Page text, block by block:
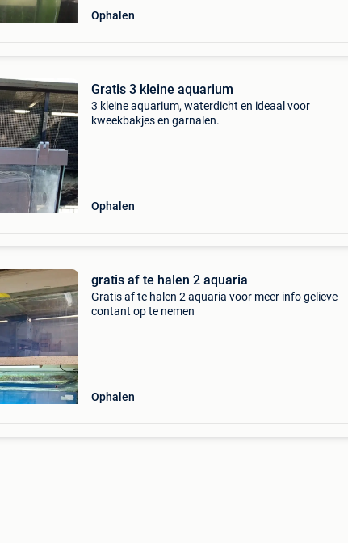
Ophalen
Gratis 3 kleine aquarium
3 kleine aquarium, waterdicht en ideaal voor
kweekbakjes en garnalen.
Ophalen
gratis af te halen 2 aquaria
Gratis af te halen 2 aquaria voor meer info gelieve
contant op te nemen
Ophalen